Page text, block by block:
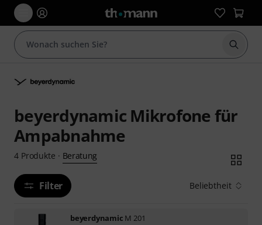
Suche
beyerdynamic Mikrofone für
Ampabnahme
4 Produkte · Beratung
Filter Beliebtheit
beyerdynamic M 201